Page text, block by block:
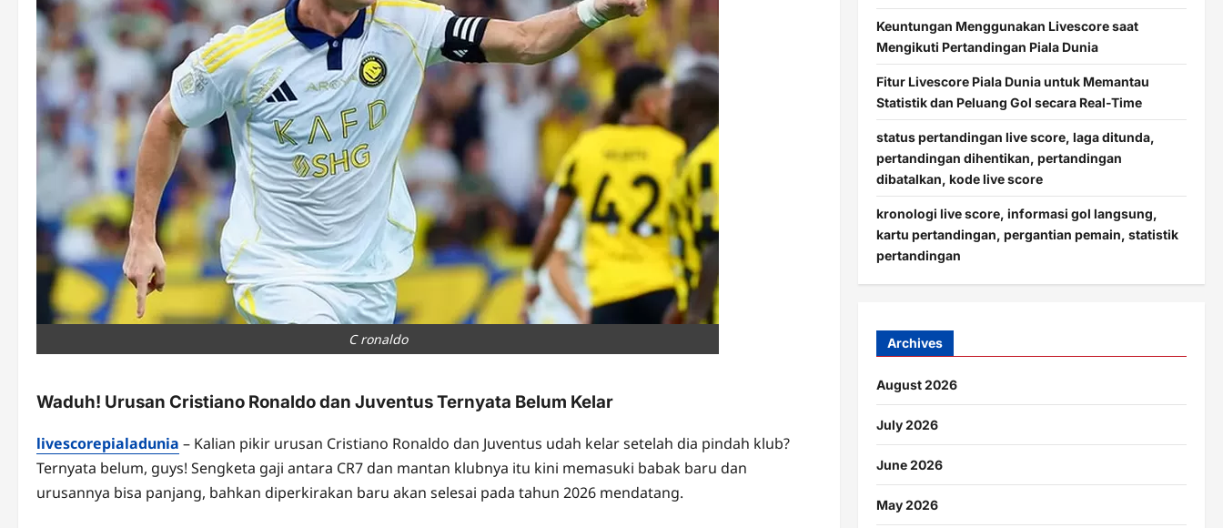
C ronaldo
Waduh! Urusan Cristiano Ronaldo dan Juventus Ternyata Belum Kelar
livescorepialadunia – Kalian pikir urusan Cristiano Ronaldo dan Juventus udah kelar setelah dia pindah klub?
Ternyata belum, guys! Sengketa gaji antara CR7 dan mantan klubnya itu kini memasuki babak baru dan
urusannya bisa panjang, bahkan diperkirakan baru akan selesai pada tahun 2026 mendatang.
Keuntungan Menggunakan Livescore saat
Mengikuti Pertandingan Piala Dunia
Fitur Livescore Piala Dunia untuk Memantau
Statistik dan Peluang Gol secara Real-Time
status pertandingan live score, laga ditunda,
pertandingan dihentikan, pertandingan
dibatalkan, kode live score
kronologi live score, informasi gol langsung,
kartu pertandingan, pergantian pemain, statistik
pertandingan
Archives
August 2026
July 2026
June 2026
May 2026